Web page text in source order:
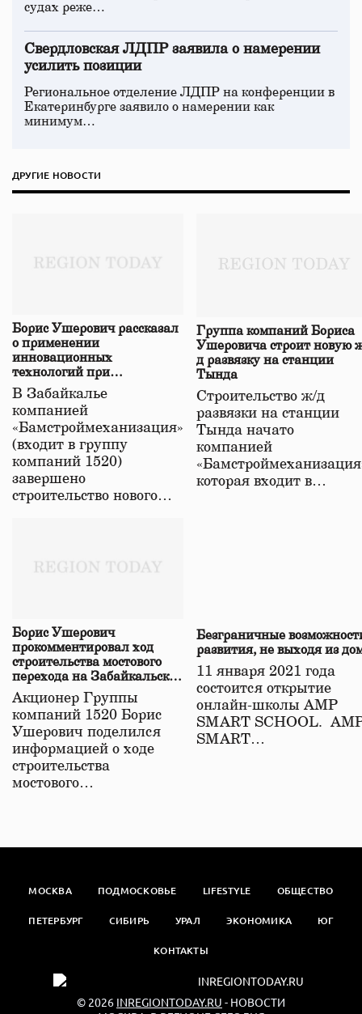
судах реже…
Свердловская ЛДПР заявила о намерении
усилить позиции
Региональное отделение ЛДПР на конференции в
Екатеринбурге заявило о намерении как
минимум…
ДРУГИЕ НОВОСТИ
Борис Ушерович рассказал
о применении
инновационных
технологий при
строительстве нового моста
в Забайкалье
В Забайкалье
компанией
«Бамстроймеханизация»
(входит в группу
компаний 1520)
завершено
строительство нового…
Группа компаний Бориса
Ушеровича строит новую
д развязку на станции
Тында
Строительство ж/д
развязки на станции
Тында начато
компанией
которая входит в…
Борис Ушерович
прокомментировал ход
строительства мостового
перехода на Забайкальской
железной дороге
Акционер Группы
компаний 1520 Борис
Ушерович поделился
информацией о ходе
строительства
мостового…
Безграничные
развития, не выходя из
11 января 2021 года
состоится открытие
онлайн-школы АМР
SMART SCHOOL.
SMART…
МОСКВА ПОДМОСКОВЬЕ LIFESTYLE ОБЩЕСТВО
ПЕТЕРБУРГ СИБИРЬ УРАЛ ЭКОНОМИКА ЮГ
КОНТАКТЫ
© 2026 INREGIONTODAY.RU - НОВОСТИ